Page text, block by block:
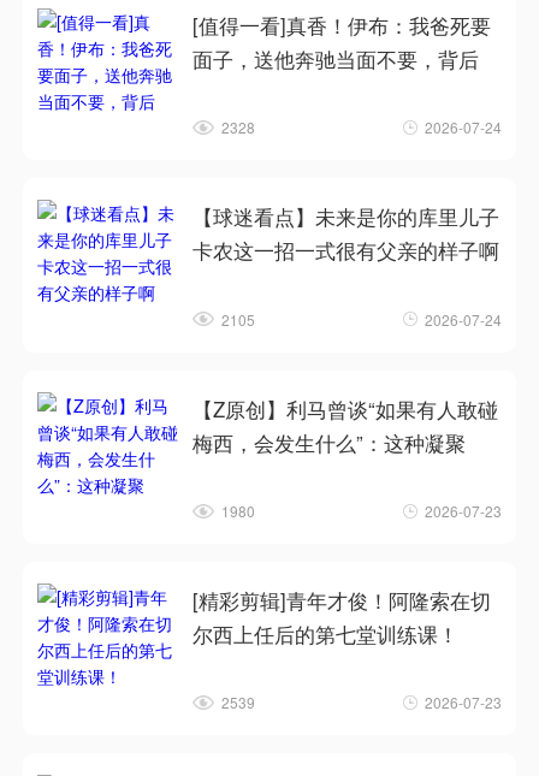
[值得一看]真香！伊布：我爸死要
面子，送他奔驰当面不要，背后
2328 2026-07-24
【球迷看点】未来是你的库里儿子
卡农这一招一式很有父亲的样子啊
2105 2026-07-24
【Z原创】利马曾谈“如果有人敢碰
梅西，会发生什么”：这种凝聚
1980 2026-07-23
[精彩剪辑]青年才俊！阿隆索在切
尔西上任后的第七堂训练课！
2539 2026-07-23